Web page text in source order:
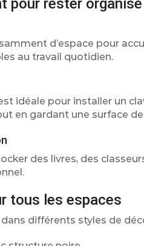
pour rester organisé
d’espace pour
au travail quotidien.
idéale pour installer un
en gardant une surface
des livres, des
tous les espaces
différents styles de